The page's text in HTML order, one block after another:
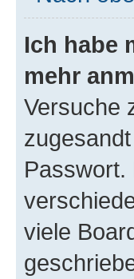
Ich habe
mehr
Versuche
Passwort.
viele